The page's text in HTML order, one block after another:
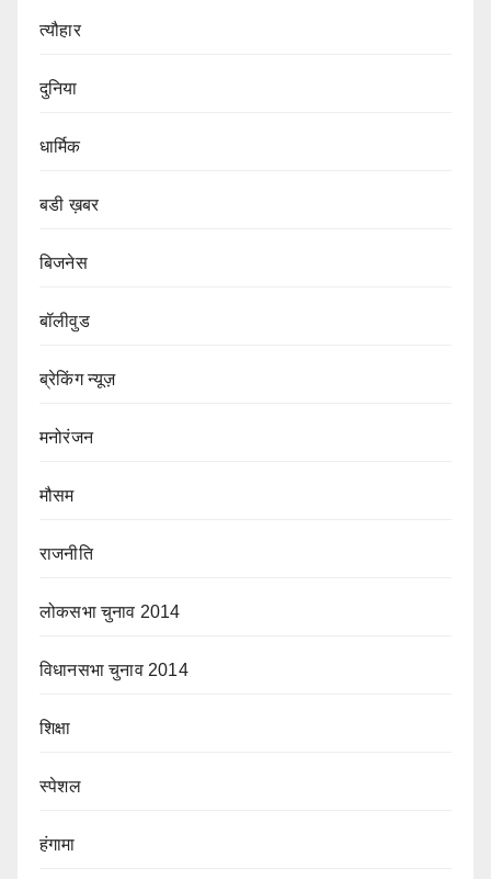
त्यौहार
दुनिया
धार्मिक
बडी ख़बर
बिजनेस
बॉलीवुड
ब्रेकिंग न्यूज़
मनोरंजन
मौसम
राजनीति
लोकसभा चुनाव 2014
विधानसभा चुनाव 2014
शिक्षा
स्पेशल
हंगामा